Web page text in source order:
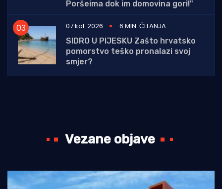
Poršeima dok im domovina gori!"
07 kol. 2026
6 MIN. ČITANJA
SIDRO U PIJESKU Zašto hrvatsko
pomorstvo teško pronalazi svoj
smjer?
Vezane objave